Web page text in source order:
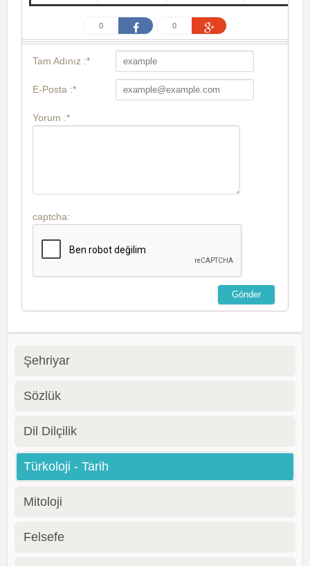
0 0
Tam Adınız :*
E-Posta :*
Yorum :*
captcha:
Şehriyar
Sözlük
Dil Dilçilik
Türkoloji - Tarih
Mitoloji
Felsefe